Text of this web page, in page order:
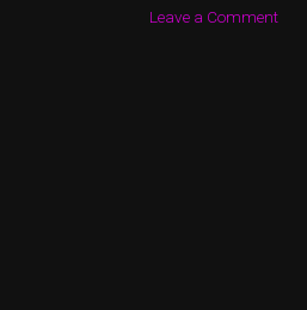
Leave a Comment